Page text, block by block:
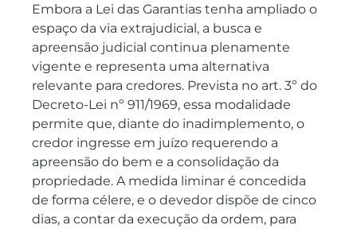
Embora a Lei das Garantias tenha ampliado o
espaço da via extrajudicial, a busca e
apreensão judicial continua plenamente
vigente e representa uma alternativa
relevante para credores. Prevista no art. 3º do
Decreto-Lei nº 911/1969, essa modalidade
permite que, diante do inadimplemento, o
credor ingresse em juízo requerendo a
apreensão do bem e a consolidação da
propriedade. A medida liminar é concedida
de forma célere, e o devedor dispõe de cinco
dias, a contar da execução da ordem, para